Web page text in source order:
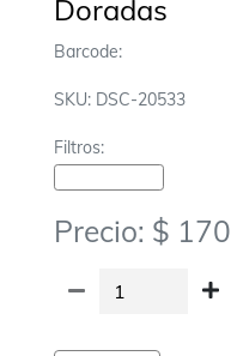
Doradas
Barcode:
SKU: DSC-20533
Filtros:
Precio: $